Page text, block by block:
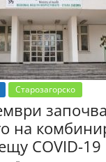
Старозагорско
започва
на
COVID-19